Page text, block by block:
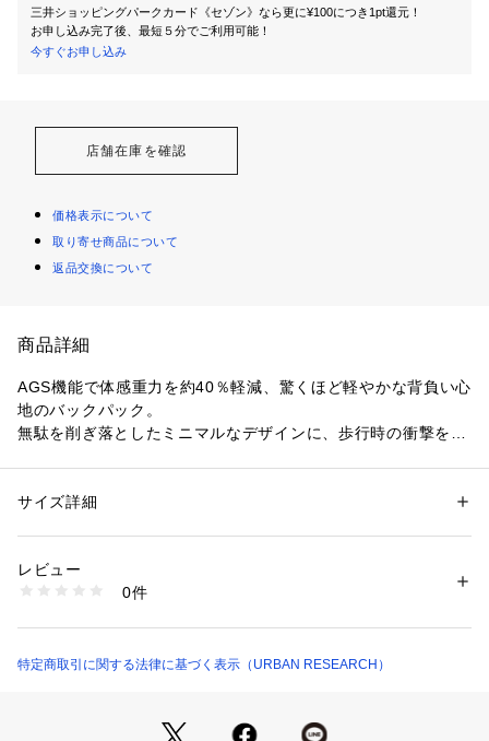
三井ショッピングパークカード《セゾン》なら更に¥100につき1pt還元！
お申し込み完了後、最短５分でご利用可能！
今すぐお申し込み
店舗在庫を確認
価格表示について
取り寄せ商品について
返品交換について
商品詳細
AGS機能で体感重力を約40％軽減、驚くほど軽やかな背負い心
地のバックパック。
無駄を削ぎ落としたミニマルなデザインに、歩行時の衝撃を吸
上品な光沢のある素材感が、都会的で洗練された大人の雰囲気
イン収納にはPCスリーブに加え、中身が見やすいメッシュポ
ケットやオープンポケットが充実しています。外側にはさっと
ジャケットスタイルに合わせれば、知的な印象のビジネスコー
性別：メンズ
素材：本体 : ポリエステル100%
洗濯：-
※詳しい洗濯方法については、商品の品質表示タグをご覧ください
XX26130-1185101 （ショップ）
サイズ詳細
レビュー
0件
特定商取引に関する法律に基づく表示（URBAN RESEARCH）